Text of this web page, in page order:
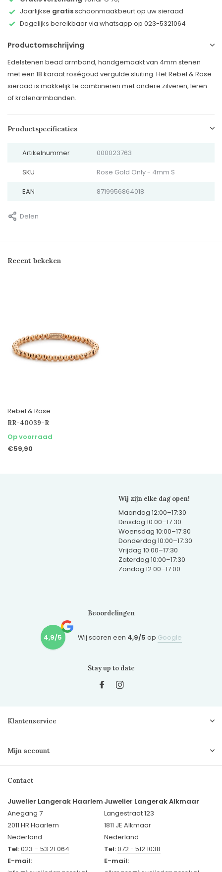
Jaarlijkse gratisschoonmaakbeurt op uw sieraad
Dagelijks bereikbaar via whatsapp op 023-5321064
Productomschrijving
Edelstenen bead armband, handgemaakt van 4mm stenen
met een 18 karaat roségoud vergulde sluiting. Het Rebel & Rose
sieraad is makkelijk te combineren met andere zilveren, leren
of kralenarmbanden.
Productspecificaties
Artikelnummer 000023763
SKU Rose Gold Only - 4mm S
EAN 8719956864018
Delen
Recent bekeken
Rebel & Rose
RR-40039-R
Op voorraad
€59,90
Wij zijn elke dag open!
Maandag 12:00–17:30
Dinsdag 10:00–17:30
Woensdag 10:00–17:30
Donderdag 10:00–17:30
Vrijdag 10:00–17:30
Zaterdag 10:00–17:30
Zondag 12:00–17:00
Beoordelingen
4,9/5 Wij scoren een 4,9/5 op Google
Stay up to date
Klantenservice
Mijn account
Contact
Juwelier Langerak Haarlem
Anegang 7
2011 HR Haarlem
Nederland
Tel:023 – 53 21 064
E-mail:
Juwelier Langerak Alkmaar
Langestraat 123
1811 JE Alkmaar
Nederland
Tel:072 - 512 1038
E-mail: